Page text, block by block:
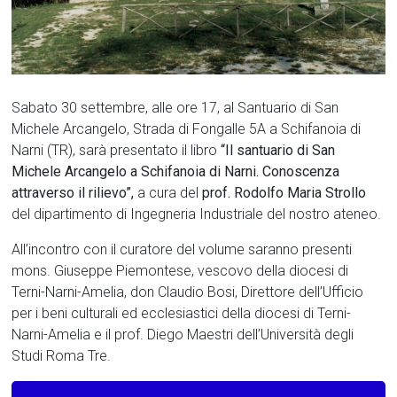
Sabato 30 settembre, alle ore 17, al Santuario di San
Michele Arcangelo, Strada di Fongalle 5A a Schifanoia di
Narni (TR), sarà presentato il libro “Il santuario di San
Michele Arcangelo a Schifanoia di Narni. Conoscenza
attraverso il rilievo”, a cura delprof. Rodolfo Maria Strollo
del dipartimento di Ingegneria Industriale del nostro ateneo.
All’incontro con il curatore del volume saranno presenti
mons. Giuseppe Piemontese, vescovo della diocesi di
Terni-Narni-Amelia, don Claudio Bosi, Direttore dell’Ufficio
per i beni culturali ed ecclesiastici della diocesi di Terni-
Narni-Amelia e il prof. Diego Maestri dell’Università degli
Studi Roma Tre.